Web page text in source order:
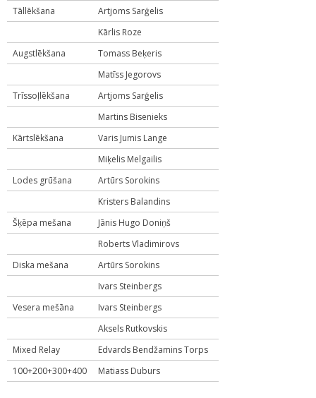
Tāllēkšana
Artjoms Sarģelis
Kārlis Roze
Augstlēkšana
Tomass Beķeris
Matīss Jegorovs
Trīssoļlēkšana
Artjoms Sarģelis
Martins Bisenieks
Kārtslēkšana
Varis Jumis Lange
Miķelis Melgailis
Lodes grūšana
Artūrs Sorokins
Kristers Balandins
Šķēpa mešana
Jānis Hugo Doniņš
Roberts Vladimirovs
Diska mešana
Artūrs Sorokins
Ivars Steinbergs
Vesera mešāna
Ivars Steinbergs
Aksels Rutkovskis
Mixed Relay
Edvards Bendžamins Torps
100+200+300+400
Matiass Duburs